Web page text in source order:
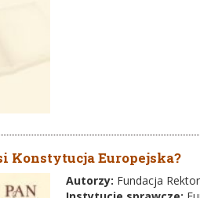
Konstytucja Europejska?
Autorzy: Fundacja